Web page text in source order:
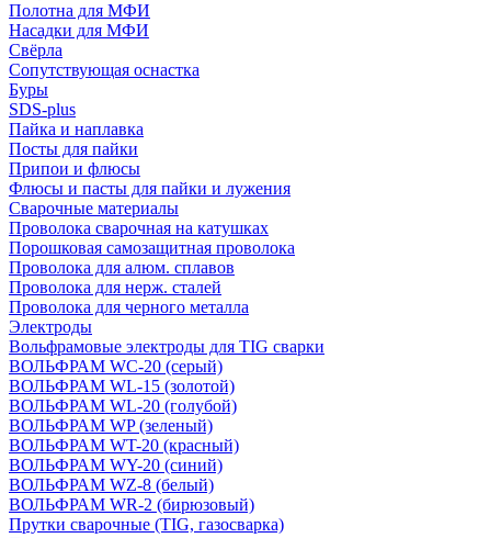
Полотна для МФИ
Насадки для МФИ
Свёрла
Сопутствующая оснастка
Буры
SDS-plus
Пайка и наплавка
Посты для пайки
Припои и флюсы
Флюсы и пасты для пайки и лужения
Сварочные материалы
Проволока сварочная на катушках
Порошковая самозащитная проволока
Проволока для алюм. сплавов
Проволока для нерж. сталей
Проволока для черного металла
Электроды
Вольфрамовые электроды для TIG сварки
ВОЛЬФРАМ WC-20 (серый)
ВОЛЬФРАМ WL-15 (золотой)
ВОЛЬФРАМ WL-20 (голубой)
ВОЛЬФРАМ WP (зеленый)
ВОЛЬФРАМ WT-20 (красный)
ВОЛЬФРАМ WY-20 (синий)
ВОЛЬФРАМ WZ-8 (белый)
ВОЛЬФРАМ WR-2 (бирюзовый)
Прутки сварочные (TIG, газосварка)